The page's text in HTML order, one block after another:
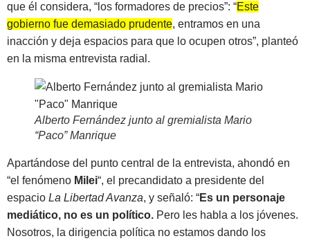
que él considera, “los formadores de precios”: “Este
gobierno fue demasiado prudente, entramos en una
inacción y deja espacios para que lo ocupen otros”, planteó
en la misma entrevista radial.
Alberto Fernández junto al gremialista Mario
“Paco” Manrique
Apartándose del punto central de la entrevista, ahondó en
“el fenómeno Milei“, el precandidato a presidente del
espacio La Libertad Avanza, y señaló: “Es un personaje
mediático, no es un político. Pero les habla a los jóvenes.
Nosotros, la dirigencia política no estamos dando los